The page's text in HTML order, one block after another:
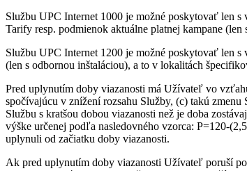
Službu UPC Internet 1000 je možné poskytovať len
Tarify resp. podmienok aktuálne platnej kampane
Službu UPC Internet 1200 je možné poskytovať len
(len s odbornou inštaláciou), a to v lokalitách
Pred uplynutím doby viazanosti má Užívateľ vo
spočívajúcu v znížení rozsahu Služby, (c) takú
Službu s kratšou dobou viazanosti než je doba
výške určenej podľa nasledovného vzorca: P=120-
uplynuli od začiatku doby viazanosti.
Ak pred uplynutím doby viazanosti Užívateľ poruší